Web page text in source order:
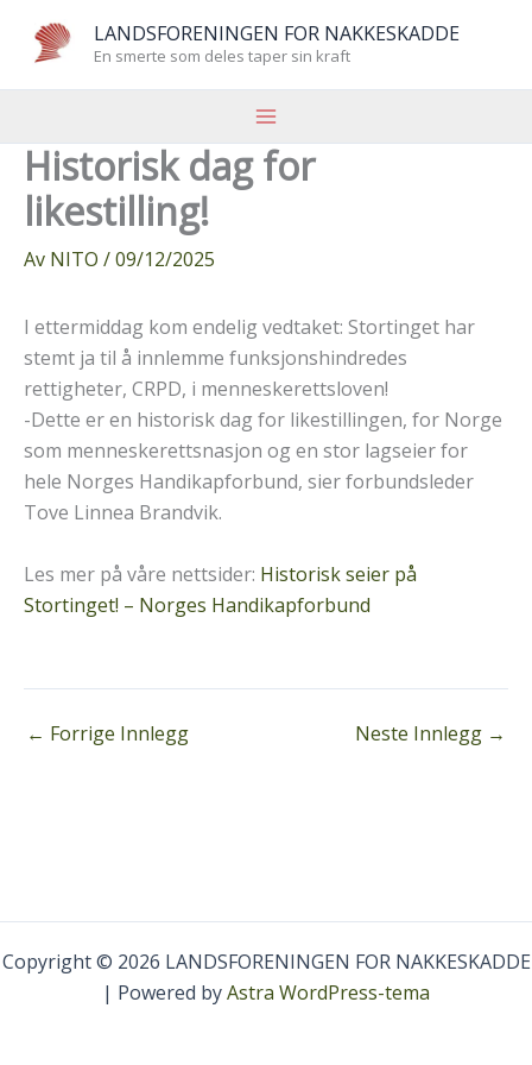
LANDSFORENINGEN FOR NAKKESKADDE
En smerte som deles taper sin kraft
Historisk dag for
likestilling!
Av NITO /09/12/2025
I ettermiddag kom endelig vedtaket: Stortinget har
stemt ja til å innlemme funksjonshindredes
rettigheter, CRPD, i menneskerettsloven!
-Dette er en historisk dag for likestillingen, for Norge
som menneskerettsnasjon og en stor lagseier for
hele Norges Handikapforbund, sier forbundsleder
Tove Linnea Brandvik.
Les mer på våre nettsider: Historisk seier på
Stortinget! – Norges Handikapforbund
← Forrige Innlegg Neste Innlegg →
Copyright © 2026 LANDSFORENINGEN FOR NAKKESKADDE
| Powered byAstra WordPress-tema